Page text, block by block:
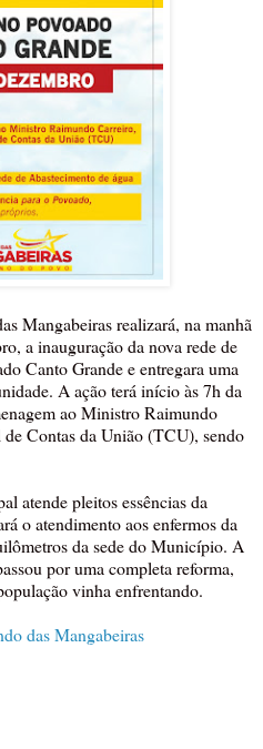
Mangabeiras realizará, na manhã
a inauguração da nova rede de
Canto Grande e entregara uma
A ação terá início às 7h da
ao Ministro Raimundo
Contas da União (TCU), sendo
atende pleitos essências da
o atendimento aos enfermos da
da sede do Município. A
por uma completa reforma,
vinha enfrentando.
das Mangabeiras